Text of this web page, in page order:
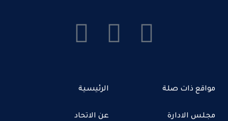
مواقع ذات صلة الرئيسية
مجلس الادارة عن الاتحاد